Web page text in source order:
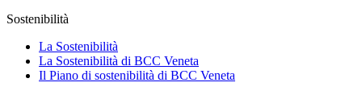
Sostenibilità
La Sostenibilità
La Sostenibilità di BCC Veneta
Il Piano di sostenibilità di BCC Veneta